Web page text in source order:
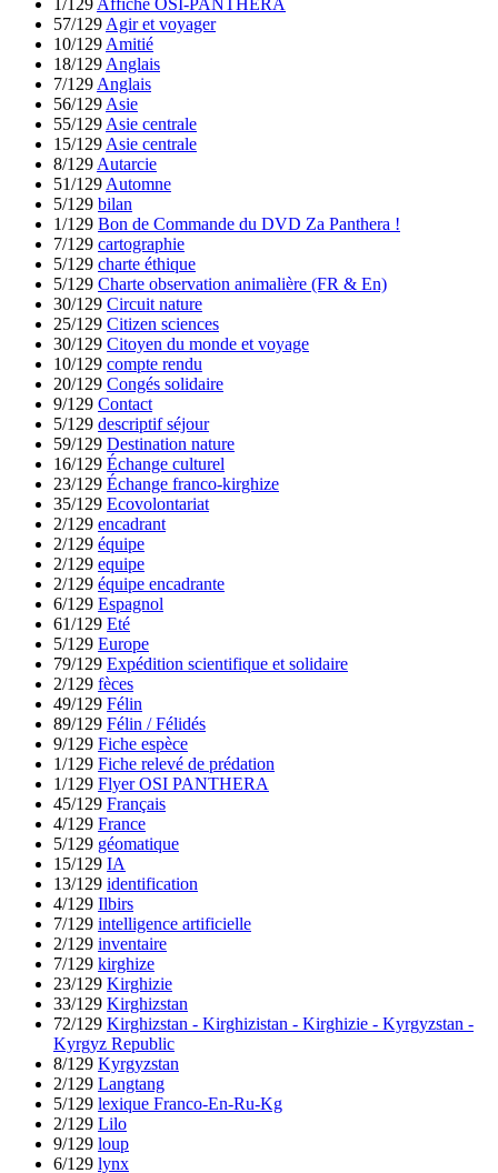
57/129 Agir et voyager
10/129 Amitié
18/129 Anglais
7/129 Anglais
56/129 Asie
55/129 Asie centrale
15/129 Asie centrale
8/129 Autarcie
51/129 Automne
5/129 bilan
1/129 Bon de Commande du DVD Za Panthera !
7/129 cartographie
5/129 charte éthique
5/129 Charte observation animalière (FR & En)
30/129 Circuit nature
25/129 Citizen sciences
30/129 Citoyen du monde et voyage
10/129 compte rendu
20/129 Congés solidaire
9/129 Contact
5/129 descriptif séjour
59/129 Destination nature
16/129 Échange culturel
23/129 Échange franco-kirghize
35/129 Ecovolontariat
2/129 encadrant
2/129 équipe
2/129 equipe
2/129 équipe encadrante
6/129 Espagnol
61/129 Eté
5/129 Europe
79/129 Expédition scientifique et solidaire
2/129 fèces
49/129 Félin
89/129 Félin / Félidés
9/129 Fiche espèce
1/129 Fiche relevé de prédation
1/129 Flyer OSI PANTHERA
45/129 Français
4/129 France
5/129 géomatique
15/129 IA
13/129 identification
4/129 Ilbirs
7/129 intelligence artificielle
2/129 inventaire
7/129 kirghize
23/129 Kirghizie
33/129 Kirghizstan
72/129 Kirghizstan - Kirghizistan - Kirghizie - Kyrgyzstan -
Kyrgyz Republic
8/129 Kyrgyzstan
2/129 Langtang
5/129 lexique Franco-En-Ru-Kg
2/129 Lilo
9/129 loup
6/129 lynx